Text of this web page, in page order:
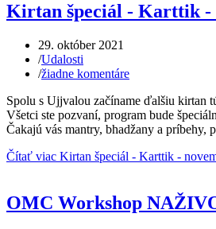
Kirtan špeciál - Karttik -
29. október 2021
/Udalosti
/žiadne komentáre
Spolu s Ujjvalou začíname ďalšiu kirtan
Všetci ste pozvaní, program bude
Čakajú vás mantry, bhadžany a príbehy,
Čítať viac Kirtan špeciál - Karttik -
OMC Workshop